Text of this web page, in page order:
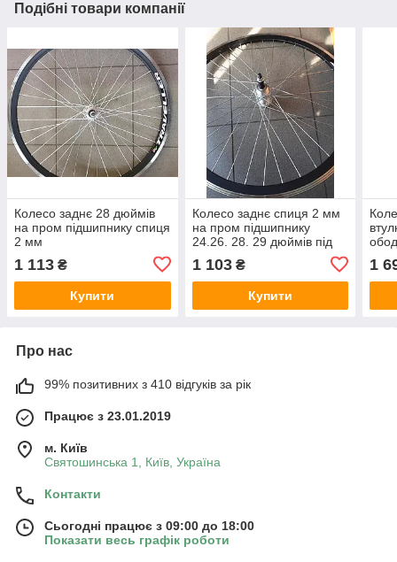
Подібні товари компанії
Колесо заднє 28 дюймів
на пром підшипнику спиця
2 мм
1 113 ₴
Купити
Колесо заднє спиця 2 мм
на пром підшипнику
24.26. 28. 29 дюймів під
1 103₴
Купити
1
Про нас
99% позитивних з 410 відгуків за рік
Працює з 23.01.2019
м. Київ
Святошинська 1, Київ, Україна
Контакти
Сьогодні працює з 09:00 до 18:00
Показати весь графік роботи